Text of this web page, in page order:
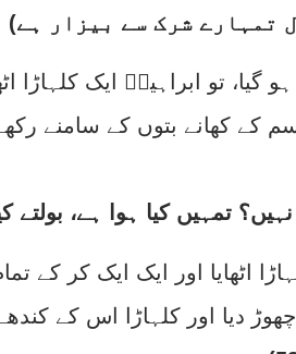
تو ابراہیمؑ ایک کلہاڑا
کے کھانے بتوں کے سامنے رکھے
اٹھایا اور ایک ایک کر کے
دیا اور کلہاڑا اس کے کندھے